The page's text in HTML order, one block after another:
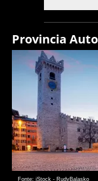
Provincia
Fonte: iStock - RudyBalasko